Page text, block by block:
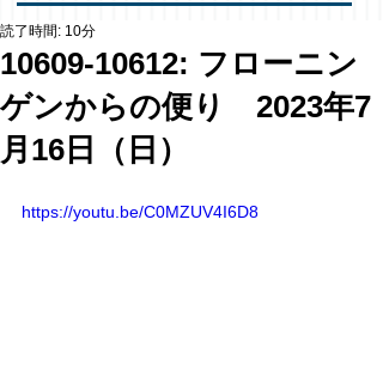
10609-10612: フローニン
ゲンからの便り 2023年7
月16日（日）
読了時間: 10分
https://youtu.be/C0MZUV4I6D8